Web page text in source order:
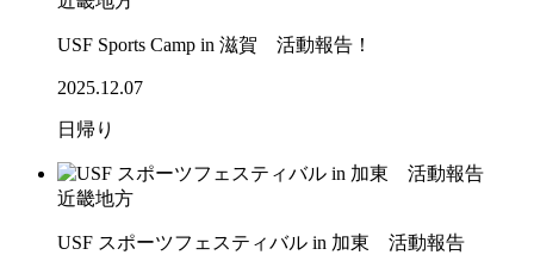
USF Sports Camp in 滋賀 活動報告！
2025.12.07
日帰り
近畿地方
USF スポーツフェスティバル in 加東 活動報告